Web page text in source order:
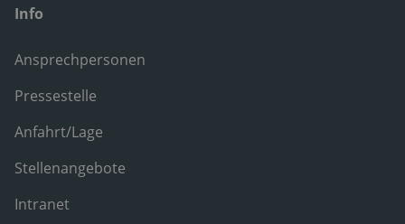
Info
Ansprechpersonen
Pressestelle
Anfahrt/Lage
Stellenangebote
Intranet